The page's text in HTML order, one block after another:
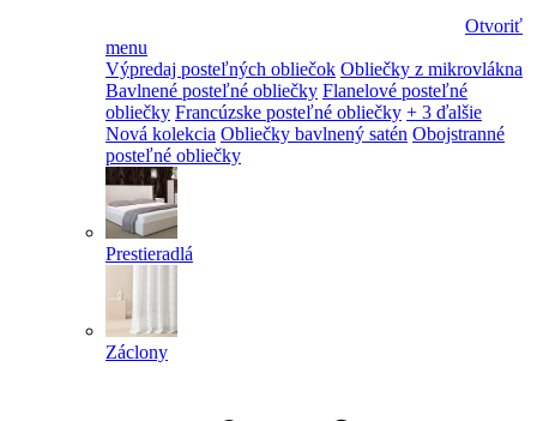
Otvoriť
menu
Výpredaj posteľných obliečok Obliečky z mikrovlákna
Bavlnené posteľné obliečky Flanelové posteľné
obliečky Francúzske posteľné obliečky + 3 ďalšie
Nová kolekcia Obliečky bavlnený satén Obojstranné
posteľné obliečky
Prestieradlá
Záclony